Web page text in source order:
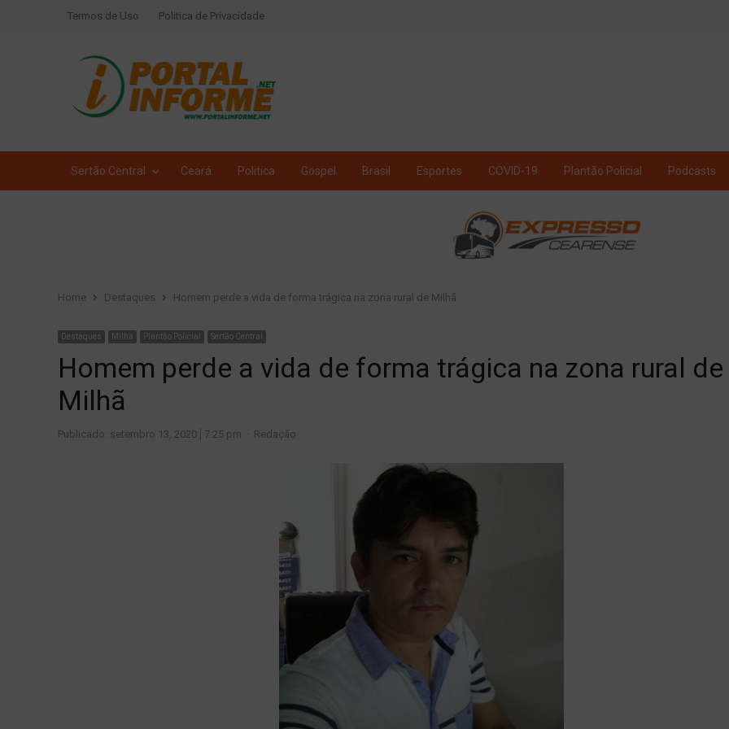
Termos de Uso Politica de Privacidade
Sertão Central Ceará Politica Gospel Brasil Esportes COVID-19 Plantão Policial Podcasts
Home Destaques Homem perde a vida de forma trágica na zona rural de Milhã
Destaques Milhã Plantão Policial Sertão Central
Homem perde a vida de forma trágica na zona rural de
Milhã
Publicado: setembro 13, 2020 7:25 pm Author
Redação